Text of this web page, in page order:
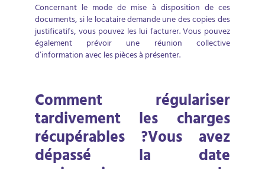
Concernant le mode de mise à disposition de ces
documents, si le locataire demande une des copies des
justificatifs, vous pouvez les lui facturer. Vous pouvez
également prévoir une réunion collective
d’information avec les pièces à présenter.
Comment régulariser
tardivement les charges
récupérables ?Vous avez
dépassé la date